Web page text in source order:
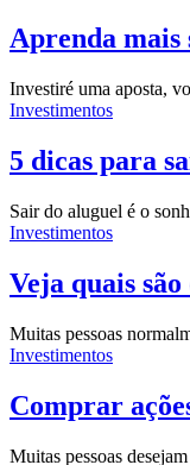
Aprenda mais
Investiré uma aposta,
Investimentos
5 dicas para
Sair do aluguel é o
Investimentos
Veja quais
Muitas pessoas
Investimentos
Comprar
Muitas pessoas